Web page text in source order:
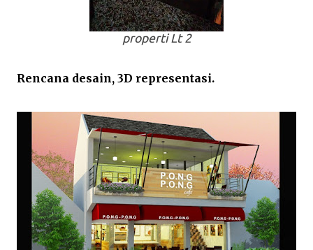
properti Lt 2
Rencana desain, 3D representasi.